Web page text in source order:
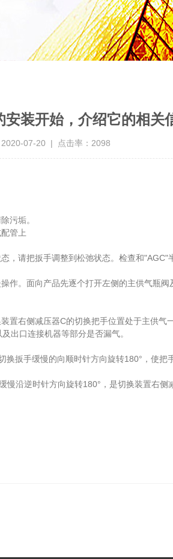
安装开始，介绍它的相关
2020-07-20 | 点击率：2098
污垢。
管上
请把扳手调整到松弛状态。检查和"AGC"
。面向产品先逐个打开左侧的主供气瓶阀
右侧减压器C的切换把手位置处于主供气
出口连接机器等部分是否漏气。
手缓慢的向顺时针方向旋转180°，使把
逆时针方向旋转180°，是切换装置右侧